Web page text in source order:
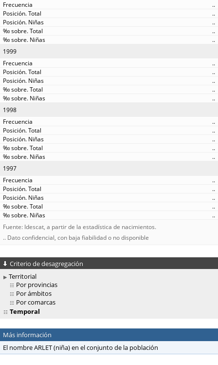
..
..
..
..
..
1999
..
..
..
..
..
1998
..
..
..
..
..
1997
..
..
..
..
..
Fuente: Idescat, a partir de la estadística de nacimientos.
.. Dato confidencial, con baja fiabilidad o no disponible
Criterio de desagregación
Territorial
Por provincias
Por ámbitos
Por comarcas
Temporal
Más información
El nombre ARLET (niña) en el conjunto de la población